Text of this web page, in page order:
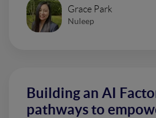
Grace Park
Nuleep
Building an AI
pathways to